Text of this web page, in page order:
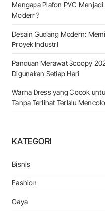
Mengapa Plafon PVC
Modern?
Desain Gudang Modern:
Proyek Industri
Panduan Merawat Scoopy
Digunakan Setiap Hari
Warna Dress yang Cocok
Tanpa Terlihat Terlalu
KATEGORI
Bisnis
Fashion
Gaya